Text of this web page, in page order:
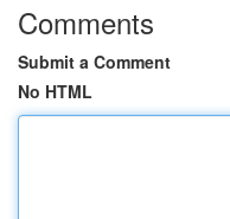
Comments
Submit a Comment
No HTML